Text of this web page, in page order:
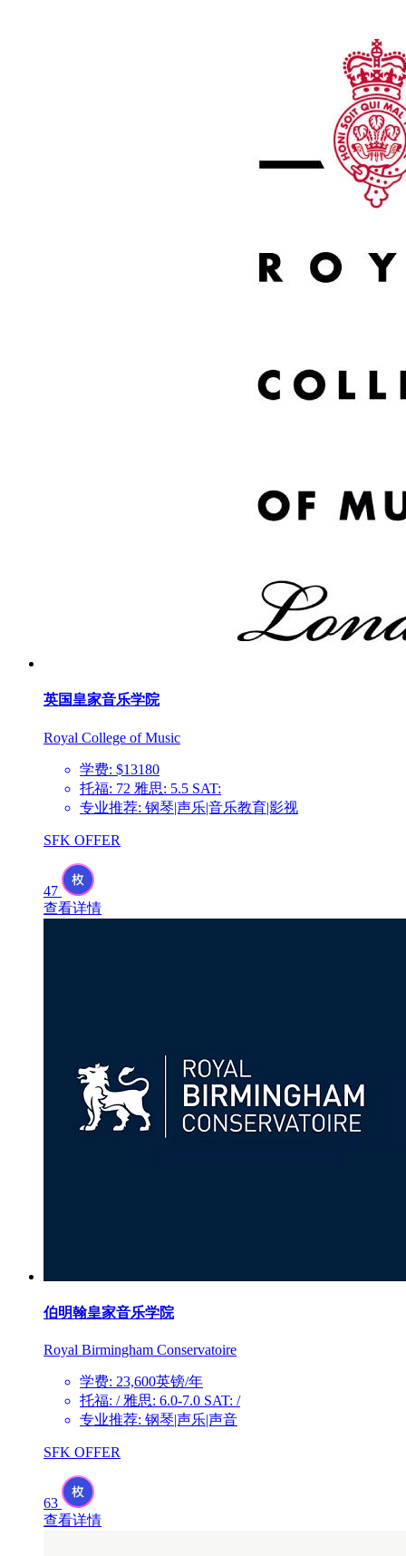
英国皇家音乐学院
Royal College of Music
学费: $13180
托福: 72 雅思: 5.5 SAT:
专业推荐: 钢琴|声乐|音乐教育|影视
SFK OFFER
47
查看详情
伯明翰皇家音乐学院
Royal Birmingham Conservatoire
学费: 23,600英镑/年
托福: / 雅思: 6.0-7.0 SAT: /
专业推荐: 钢琴|声乐|声音
SFK OFFER
63
查看详情